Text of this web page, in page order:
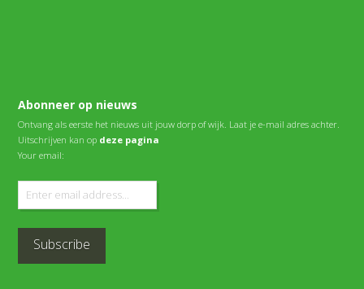
Abonneer op nieuws
Ontvang als eerste het nieuws uit jouw dorp of wijk. Laat je e-mail adres achter.
Uitschrijven kan op deze pagina
Your email: